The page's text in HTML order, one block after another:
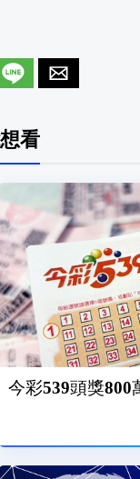
看
今彩539頭獎800